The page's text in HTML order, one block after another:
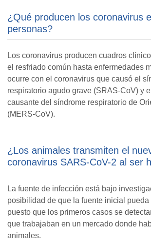
¿Qué producen los coronavirus
personas?
Los coronavirus producen cuadros
el resfriado común hasta enfermedades
ocurre con el coronavirus que causó el
respiratorio agudo grave (SRAS-CoV) y
causante del síndrome respiratorio de
(MERS-CoV).
¿Los animales transmiten el
coronavirus SARS-CoV-2 al ser
La fuente de infección está bajo
posibilidad de que la fuente inicial
puesto que los primeros casos se
que trabajaban en un mercado donde
animales.